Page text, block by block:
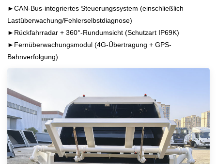
►CAN-Bus-integriertes Steuerungssystem (einschließlich
Lastüberwachung/Fehlerselbstdiagnose)
►Rückfahrradar + 360°-Rundumsicht (Schutzart IP69K)
►Fernüberwachungsmodul (4G-Übertragung + GPS-
Bahnverfolgung)